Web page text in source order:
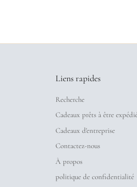
Liens rapides
Recherche
Cadeaux prêts à être
Cadeaux d'entreprise
Contactez-nous
À propos
politique de confidentialité